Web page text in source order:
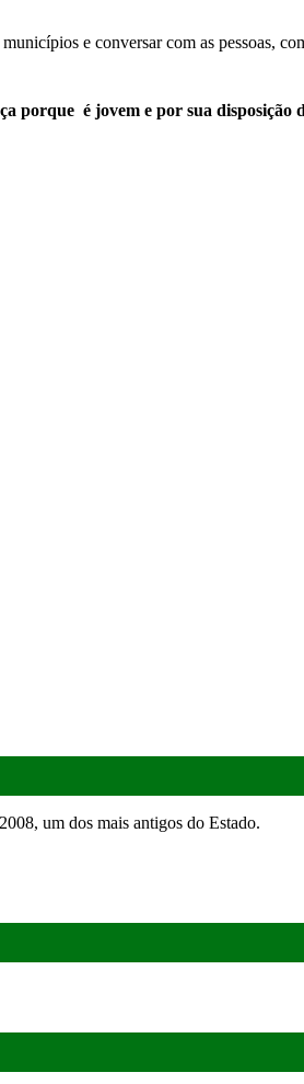
e conversar com as pessoas,
porque é jovem e por sua disposição
um dos mais antigos do Estado.